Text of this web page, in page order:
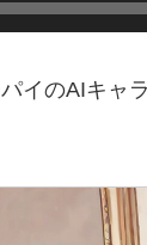
イのAIキャ